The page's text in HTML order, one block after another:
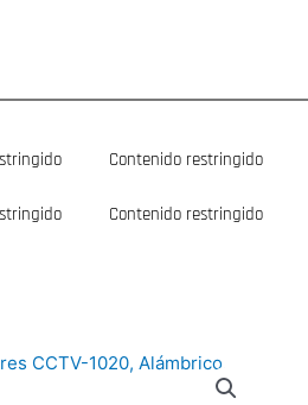
Contenido restringido
Contenido restringido